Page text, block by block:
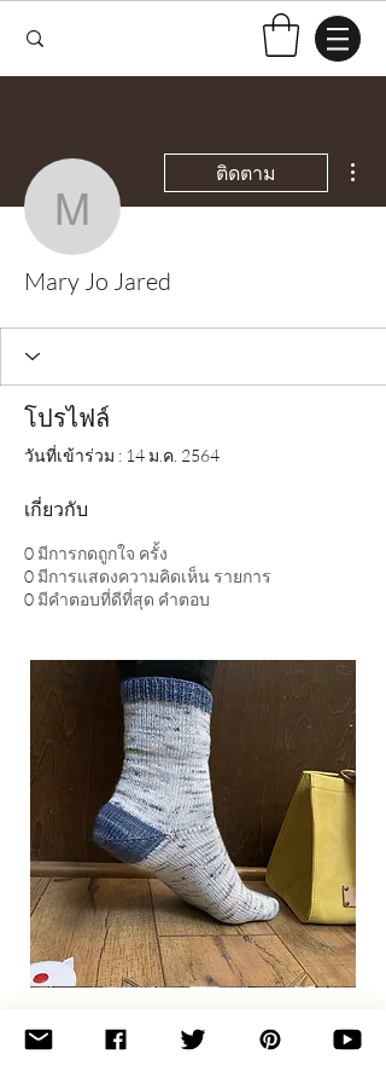
Mary Jo Jared
ติดตาม
Mary Jo Jared
โปรไฟล์
วันที่เข้าร่วม : 14 ม.ค. 2564
เกี่ยวกับ
0 มีการกดถูกใจ ครั้ง
0 มีการแสดงความคิดเห็น รายการ
0 มีคำตอบที่ดีที่สุด คำตอบ
Basic
Adult
Socks